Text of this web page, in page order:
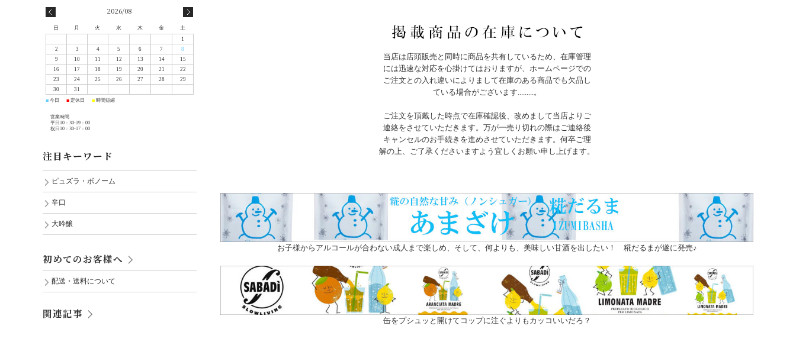
当店は店頭販売と同時に商品を共有しているため、在庫管理
には迅速な対応を心掛けてはおりますが、ホームページでの
ご注文との入れ違いによりまして在庫のある商品でも欠品し
ている場合がございます.........。
ご注文を頂戴した時点で在庫確認後、改めまして当店よりご
連絡をさせていただきます。万が一売り切れの際はご連絡後
キャンセルのお手続きを進めさせていただきます。何卒ご理
解の上、ご了承くださいますよう宜しくお願い申し上げます。
お子様からアルコールが合わない成人まで楽しめ、そして、何よりも、美味しい甘酒を出したい！ 糀だるまが遂に発売♪
缶をプシュッと開けてコップに注ぐよりもカッコいいだろ？
2026/08
日 月 火 水 木 金
土
1
2
3 4 5 6 7
8
9
10 11 12 13 14
15
16
17 18 19 20 21
22
23
24 25 26 27 28
29
30
31
■ 今日 ■ 定休日 ■ 時間短縮
営業時間
平日10：30-19：00
祝日10：30-17：00
注目キーワード
ピュズラ・ボノーム
辛口
大吟醸
初めてのお客様へ
配送・送料について
関連記事